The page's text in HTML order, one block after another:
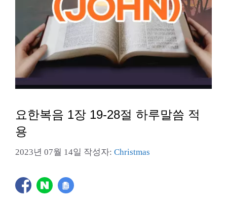
요한복음 1장 19-28절 하루말씀 적
용
2023년 07월 14일 작성자: Christmas